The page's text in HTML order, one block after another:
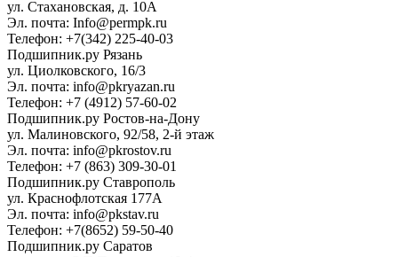
ул. Стахановская, д. 10А
Эл. почта: Info@permpk.ru
Телефон: +7(342) 225-40-03
Подшипник.ру Рязань
ул. Циолковского, 16/3
Эл. почта: info@pkryazan.ru
Телефон: +7 (4912) 57-60-02
Подшипник.ру Ростов-на-Дону
ул. Малиновского, 92/58, 2-й этаж
Эл. почта: info@pkrostov.ru
Телефон: +7 (863) 309-30-01
Подшипник.ру Ставрополь
ул. Краснофлотская 177А
Эл. почта: info@pkstav.ru
Телефон: +7(8652) 59-50-40
Подшипник.ру Саратов